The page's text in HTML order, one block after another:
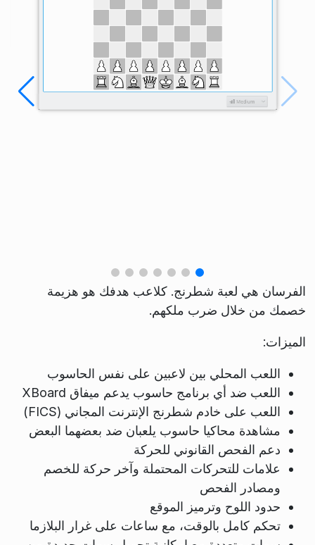
الفرسان هي لعبة شطرنج. كلاعب هدفك هو هزيمة
خصمك من خلال ضرب ملكهم.
الميزات:
اللعب المحلي بين لاعبين على نفس الحاسوب
اللعب ضد أي برنامج حاسوب يدعم ميفاق XBoard
اللعب على خادم شطرنج الإنترنت المجاني (FICS)
مشاهدة محاكيا حاسوب يلعبان ضد بعضهما البعض
دعم الفحص القانوني للحركة
علامات للتحركات المحتملة وآخر حركة للخصم
ومصادر الفحص
حدود اللوح وترميز الموقع
تحكم كامل بالوقت، مع ساعات على غرار البلازما